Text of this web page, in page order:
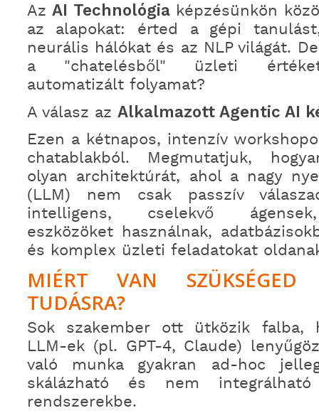
AzAI Technológiaképzésünkön
az alapokat: érted a gépi
neurális hálókat és az NLP világát.
a "chatelésből" üzleti
automatizált folyamat?
A válasz az Alkalmazott Agentic AI
Ezen a kétnapos, intenzív
chatablakból. Megmutatjuk,
olyan architektúrát, ahol a nagy
(LLM) nem csak passzív
intelligens, cselekvő
eszközöket használnak,
és komplex üzleti feladatokat
MIÉRT VAN
TUDÁSRA?
Sok szakember ott ütközik falba,
LLM-ek (pl. GPT-4, Claude)
való munka gyakran ad-hoc
skálázható és nem
rendszerekbe.